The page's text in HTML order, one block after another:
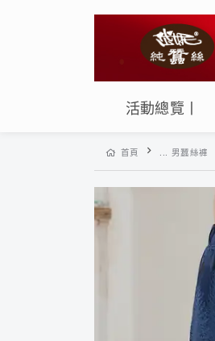
活動總覽丨
首頁 ... 男蠶絲褲